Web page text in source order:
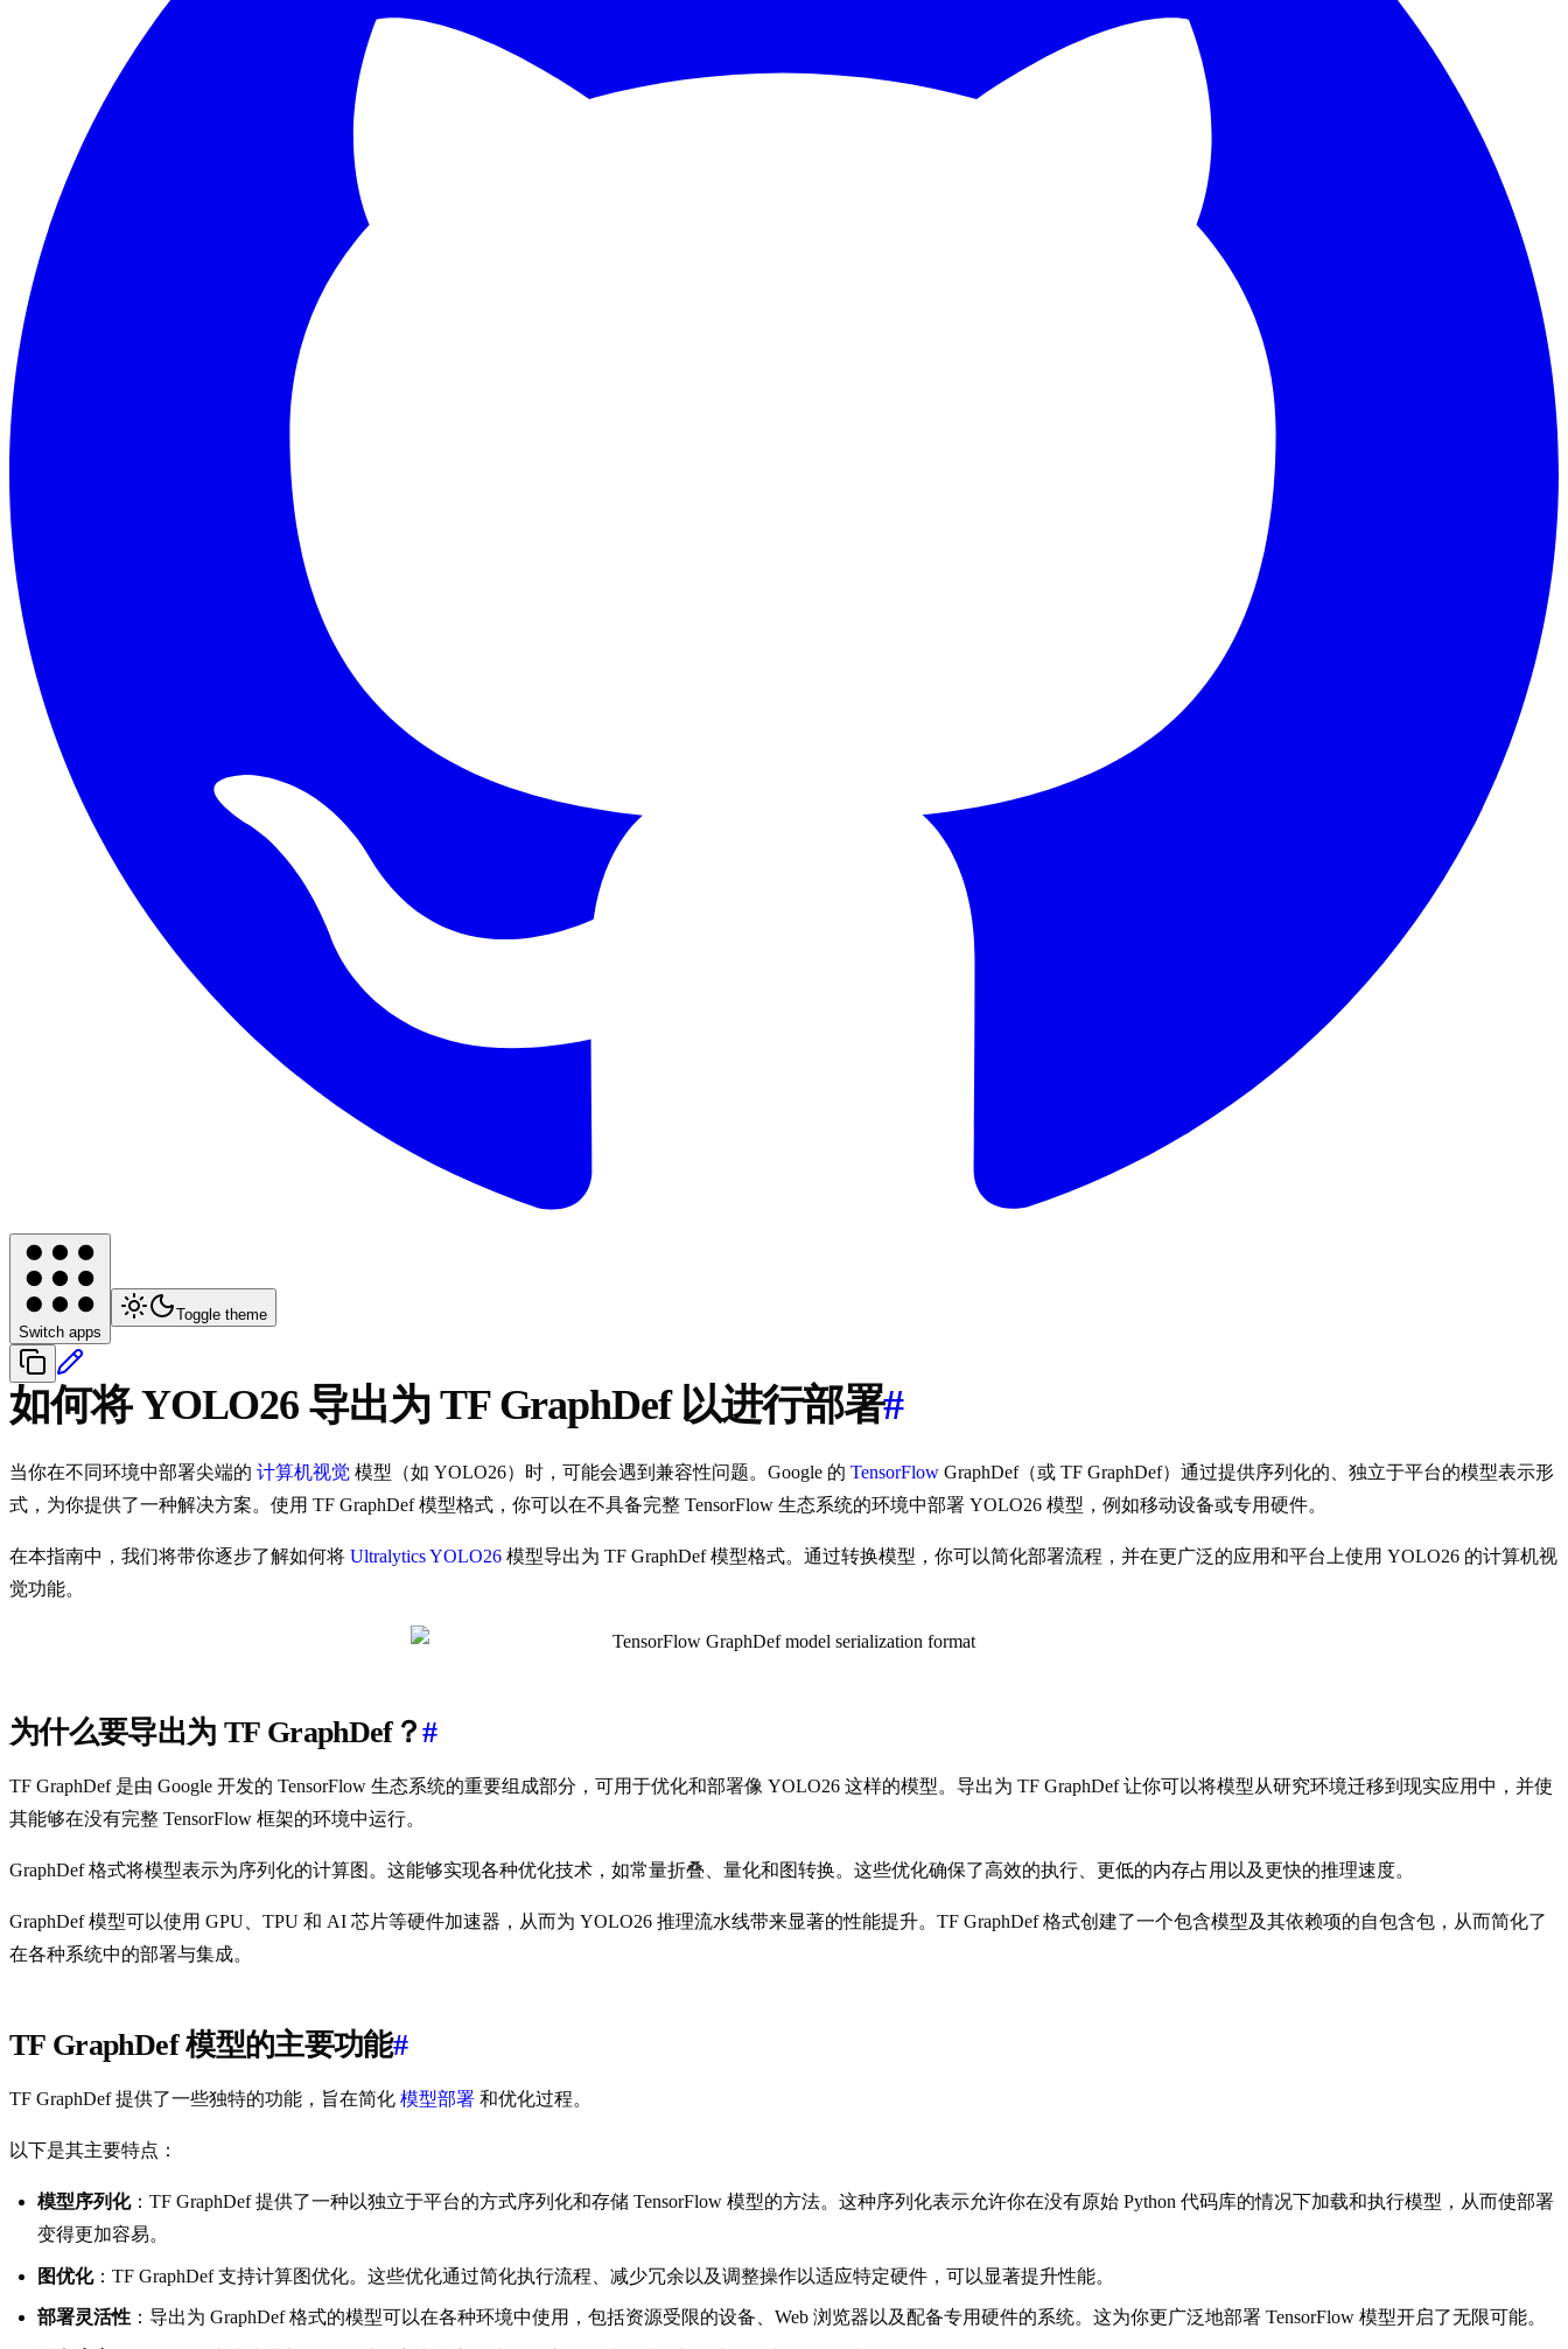
Switch apps
Toggle theme
如何将 YOLO26 导出为 TF GraphDef 以进行部署#
当你在不同环境中部署尖端的 计算机视觉 模型（如 YOLO26）时，可能会遇到兼容性问题。Google 的 TensorFlow GraphDef（或 TF GraphDef）通过提供序列化的、独立于平台的模型表示形
式，为你提供了一种解决方案。使用 TF GraphDef 模型格式，你可以在不具备完整 TensorFlow 生态系统的环境中部署 YOLO26 模型，例如移动设备或专用硬件。
在本指南中，我们将带你逐步了解如何将 Ultralytics YOLO26 模型导出为 TF GraphDef 模型格式。通过转换模型，你可以简化部署流程，并在更广泛的应用和平台上使用 YOLO26 的计算机视
觉功能。
为什么要导出为 TF GraphDef？#
TF GraphDef 是由 Google 开发的 TensorFlow 生态系统的重要组成部分，可用于优化和部署像 YOLO26 这样的模型。导出为 TF GraphDef 让你可以将模型从研究环境迁移到现实应用中，并使
其能够在没有完整 TensorFlow 框架的环境中运行。
GraphDef 格式将模型表示为序列化的计算图。这能够实现各种优化技术，如常量折叠、量化和图转换。这些优化确保了高效的执行、更低的内存占用以及更快的推理速度。
GraphDef 模型可以使用 GPU、TPU 和 AI 芯片等硬件加速器，从而为 YOLO26 推理流水线带来显著的性能提升。TF GraphDef 格式创建了一个包含模型及其依赖项的自包含包，从而简化了
在各种系统中的部署与集成。
TF GraphDef 模型的主要功能#
TF GraphDef 提供了一些独特的功能，旨在简化 模型部署 和优化过程。
以下是其主要特点：
模型序列化：TF GraphDef 提供了一种以独立于平台的方式序列化和存储 TensorFlow 模型的方法。这种序列化表示允许你在没有原始 Python 代码库的情况下加载和执行模型，从而使部署
变得更加容易。
图优化：TF GraphDef 支持计算图优化。这些优化通过简化执行流程、减少冗余以及调整操作以适应特定硬件，可以显著提升性能。
部署灵活性 ：导出为 GraphDef 格式的模型可以在各种环境中使用，包括资源受限的设备、Web 浏览器以及配备专用硬件的系统。这为你更广泛地部署 TensorFlow 模型开启了无限可能。